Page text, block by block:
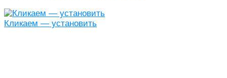
Кликаем — установить